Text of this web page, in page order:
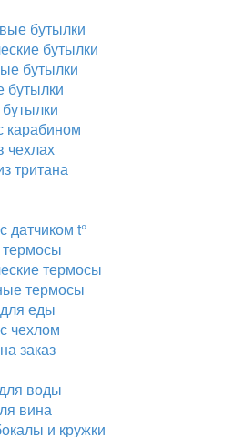
бутылки
бутылки
бутылки
бутылки
карабином
чехлах
тритана
датчиком t°
термосы
термосы
еды
чехлом
заказ
воды
вина
и кружки